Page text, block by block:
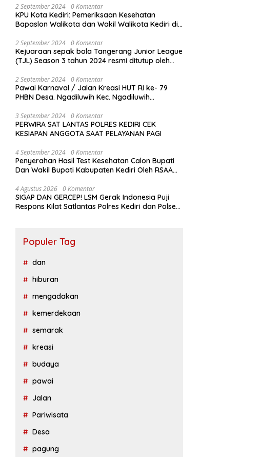
2 September 2024 0 Komentar
KPU Kota Kediri: Pemeriksaan Kesehatan
Bapaslon Walikota dan Wakil Walikota Kediri di
2 September 2024 0 Komentar
Kejuaraan sepak bola Tangerang Junior League
(TJL) Season 3 tahun 2024 resmi ditutup oleh
Minggu ( 01/9/2024 )
2 September 2024 0 Komentar
Pawai Karnaval / Jalan Kreasi HUT RI ke- 79
PHBN Desa. Ngadiluwih Kec. Ngadiluwih
3 September 2024 0 Komentar
PERWIRA SAT LANTAS POLRES KEDIRI CEK
KESIAPAN ANGGOTA SAAT PELAYANAN PAGI
4 September 2024 0 Komentar
Penyerahan Hasil Test Kesehatan Calon Bupati
Dan Wakil Bupati Kabupaten Kediri Oleh RSAA
4 Agustus 2026 0 Komentar
SIGAP DAN GERCEP! LSM Gerak Indonesia Puji
Respons Kilat Satlantas Polres Kediri dan Polsek
Populer Tag
dan
hiburan
mengadakan
kemerdekaan
semarak
kreasi
budaya
pawai
Jalan
Pariwisata
Desa
pagung